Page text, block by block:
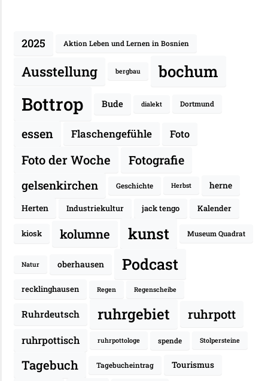
2025 Aktion Leben und Lernen in Bosnien
Ausstellung bergbau bochum
Bottrop Bude dialekt Dortmund
essen Flaschengefühle Foto
Foto der Woche Fotografie
gelsenkirchen Geschichte Herbst
herne
Herten
Industriekultur jack tengo Kalender
kiosk kolumne kunst Museum Quadrat
Natur oberhausen Podcast
recklinghausen Regen Regenscheibe
Ruhrdeutsch ruhrgebiet ruhrpott
ruhrpottisch ruhrpottologe spende Stolpersteine
Tagebuch Tagebucheintrag Tourismus